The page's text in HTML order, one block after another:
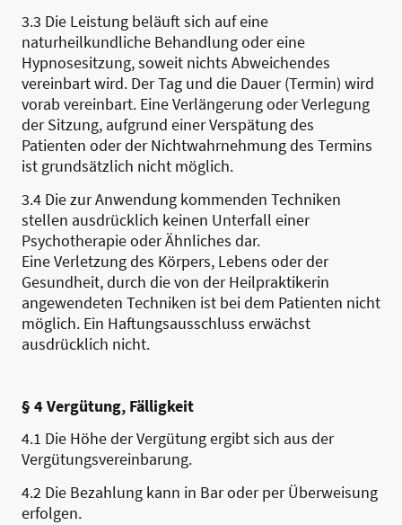
3.3 Die Leistung beläuft sich auf eine
naturheilkundliche Behandlung oder eine
Hypnosesitzung, soweit nichts Abweichendes
vereinbart wird. Der Tag und die Dauer (Termin) wird
vorab vereinbart. Eine Verlängerung oder Verlegung
der Sitzung, aufgrund einer Verspätung des
Patienten oder der Nichtwahrnehmung des Termins
ist grundsätzlich nicht möglich.
3.4 Die zur Anwendung kommenden Techniken
stellen ausdrücklich keinen Unterfall einer
Psychotherapie oder Ähnliches dar.
Eine Verletzung des Körpers, Lebens oder der
Gesundheit, durch die von der Heilpraktikerin
angewendeten Techniken ist bei dem Patienten nicht
möglich. Ein Haftungsausschluss erwächst
ausdrücklich nicht.
§ 4 Vergütung, Fälligkeit
4.1 Die Höhe der Vergütung ergibt sich aus der
Vergütungsvereinbarung.
4.2 Die Bezahlung kann in Bar oder per Überweisung
erfolgen.